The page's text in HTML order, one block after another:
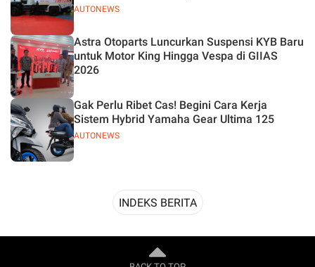
AUTONEWS
Astra Otoparts Luncurkan Suspensi KYB Baru
untuk Motor King Hingga Vespa di GIIAS
2026
AUTONEWS
Gak Perlu Ribet Cas! Begini Cara Kerja
Sistem Hybrid Yamaha Gear Ultima 125
INDEKS BERITA